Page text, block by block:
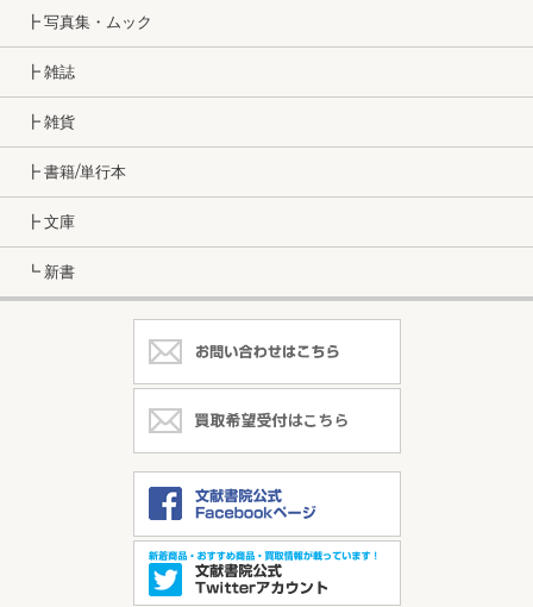
┣ 写真集・ムック
┣ 雑誌
┣ 雑貨
┣ 書籍/単行本
┣ 文庫
┗ 新書